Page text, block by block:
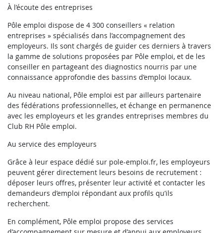
À l’écoute des entreprises
Pôle emploi dispose de 4 300 conseillers « relation
entreprises » spécialisés dans l’accompagnement des
employeurs. Ils sont chargés de guider ces derniers à travers
la gamme de solutions proposées par Pôle emploi, et de les
conseiller en partageant des diagnostics nourris par une
connaissance approfondie des bassins d’emploi locaux.
Au niveau national, Pôle emploi est par ailleurs partenaire
des fédérations professionnelles, et échange en permanence
avec les employeurs et les grandes entreprises membres du
Club RH Pôle emploi.
Au service des employeurs
Grâce à leur espace dédié sur pole-emploi.fr, les employeurs
peuvent gérer directement leurs besoins de recrutement :
déposer leurs offres, présenter leur activité et contacter les
demandeurs d’emploi répondant aux profils qu’ils
recherchent.
En complément, Pôle emploi propose des services